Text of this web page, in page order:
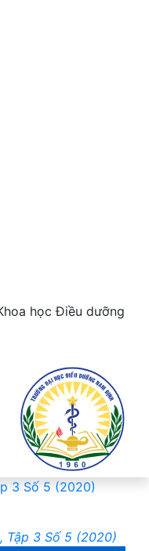
tại là:
học Điều dưỡng
3 Số 5 (2020)
Tập 3 Số 5 (2020)